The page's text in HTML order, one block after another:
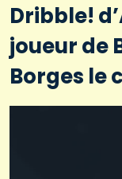
Dribble!
joueur de
Borges le